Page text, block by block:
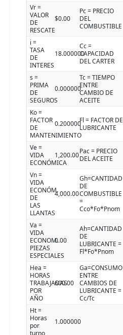
Vr =
VALOR
DE
RESCATE
$0.00
Pc = PRECIO
DEL
COMBUSTIBLE
i =
TASA
DE
INTERES
18.000000
Cc =
CAPACIDAD
DEL CARTER
s =
PRIMA
DE
SEGUROS
0.000000
Tc = TIEMPO
ENTRE
CAMBIO DE
ACEITE
Ko =
FACTOR
DE
MANTENIMIENTO
0.200000Fl = FACTOR DE
LUBRICANTE
Ve =
VIDA
ECONÓMICA
1,200.00Pac = PRECIO
DEL ACEITE
Vn =
VIDA
ECONÓM.
DE
LAS
LLANTAS
4,000.00
Gh=CANTIDAD
DE
COMBUSTIBLE
=
Cco*Fo*Pnom
Va =
VIDA
ECONOM.
PIEZAS
ESPECIALES
0.00
Ah=CANTIDAD
DE
LUBRICANTE =
Fl*Fo*Pnom
Hea =
HORAS
TRABAJADAS
POR
AÑO
600.00
Ga=CONSUMO
ENTRE
CAMBIOS DE
LUBRICANTE =
Cc/Tc
Ht =
Horas
por
turno
1.000000